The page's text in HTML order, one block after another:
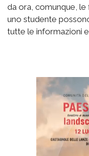
da ora, comunque,
uno studente
tutte le informazioni